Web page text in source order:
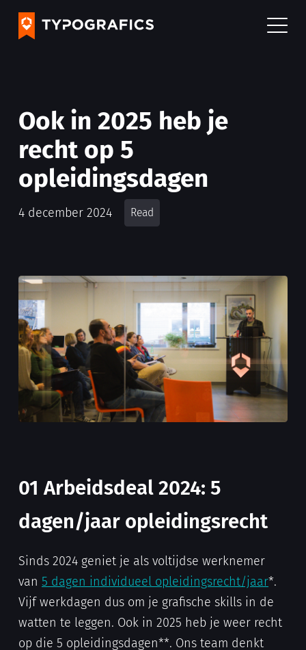
Ook in 2025 heb je
recht op 5
opleidingsdagen
4 december 2024 Read
01 Arbeidsdeal 2024: 5
dagen/jaar opleidingsrecht
Sinds 2024 geniet je als voltijdse werknemer
van 5 dagen individueel opleidingsrecht/jaar*.
Vijf werkdagen dus om je grafische skills in de
watten te leggen. Ook in 2025 heb je weer recht
op die 5 opleidingsdagen**. Ons team denkt